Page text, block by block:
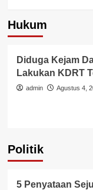
Hukum
Berita Polisi
Diduga Kejam
Lakukan KDRT
admin Agustus 4,
Politik
Politik
5 Penyataan